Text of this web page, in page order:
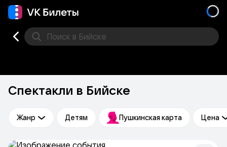
Поиск в Бийске
Спектакли в Бийске
Жанр Детям Пушкинская карта Цена